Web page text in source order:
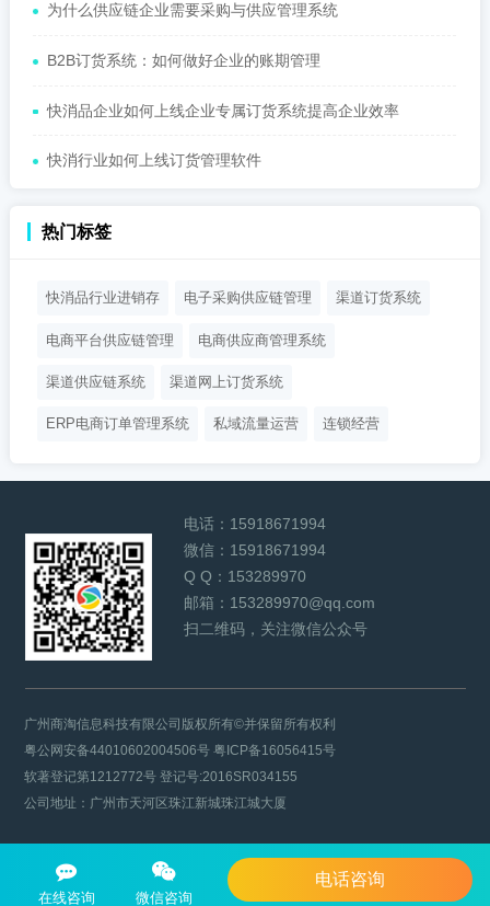
为什么供应链企业需要采购与供应管理系统
B2B订货系统：如何做好企业的账期管理
快消品企业如何上线企业专属订货系统提高企业效率
快消行业如何上线订货管理软件
热门标签
快消品行业进销存 电子采购供应链管理 渠道订货系统
电商平台供应链管理 电商供应商管理系统
渠道供应链系统 渠道网上订货系统
ERP电商订单管理系统 私域流量运营 连锁经营
在线咨询 微信咨询
电话咨询
电话： 15918671994
微信： 15918671994
Q Q： 153289970
邮箱： 153289970@qq.com
扫二维码，关注微信公众号
广州商淘信息科技有限公司版权所有©并保留所有权利
粤公网安备44010602004506号粤ICP备16056415号
软著登记第1212772号 登记号:2016SR034155
公司地址：广州市天河区珠江新城珠江城大厦